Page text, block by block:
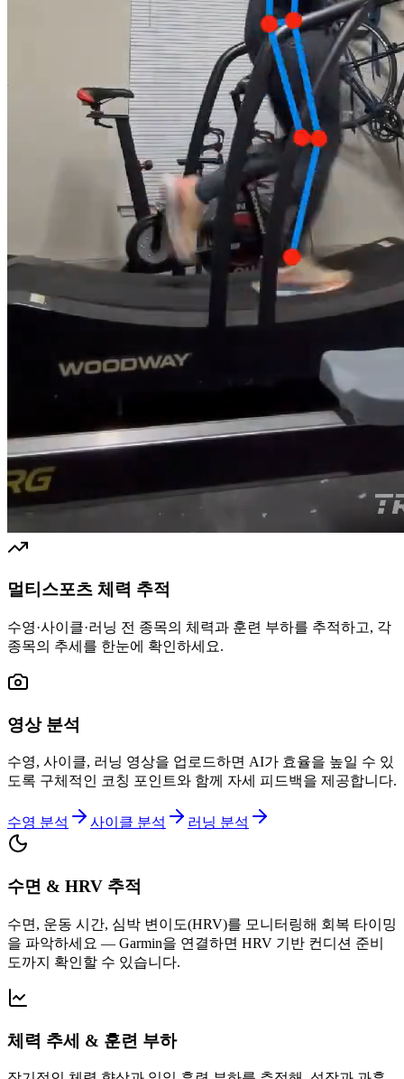
멀티스포츠 체력 추적
수영·사이클·러닝 전 종목의 체력과 훈련 부하를 추적하고, 각
종목의 추세를 한눈에 확인하세요.
영상 분석
수영, 사이클, 러닝 영상을 업로드하면 AI가 효율을 높일 수 있
도록 구체적인 코칭 포인트와 함께 자세 피드백을 제공합니다.
수영 분석 사이클 분석 러닝 분석
수면 & HRV 추적
수면, 운동 시간, 심박 변이도(HRV)를 모니터링해 회복 타이밍
을 파악하세요 — Garmin을 연결하면 HRV 기반 컨디션 준비
도까지 확인할 수 있습니다.
체력 추세 & 훈련 부하